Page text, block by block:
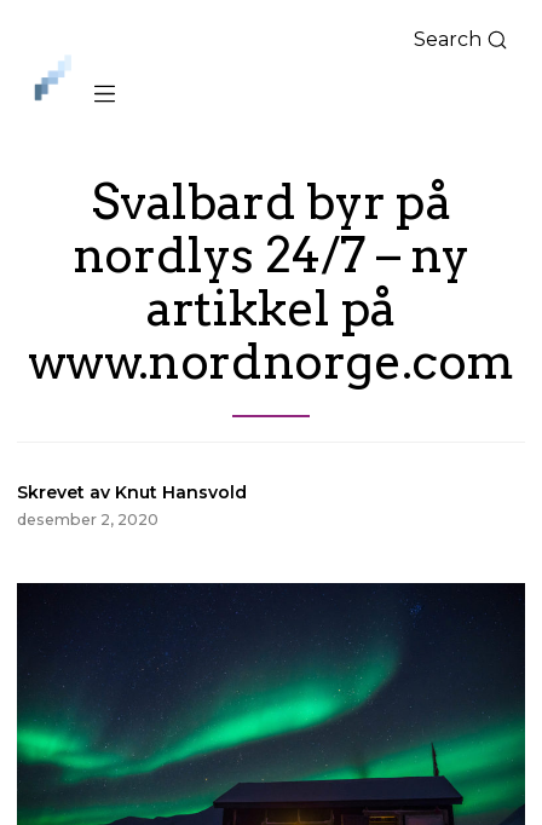
iLag
Nord
Norge
Search
Svalbard byr på
nordlys 24/7 – ny
artikkel på
www.nordnorge.com
Skrevet av Knut Hansvold
desember 2, 2020